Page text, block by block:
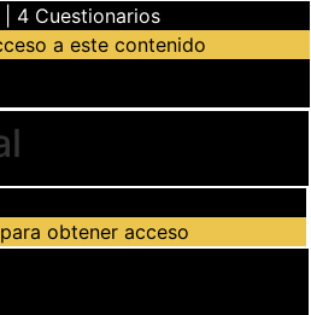
4 Cuestionarios
a este contenido
obtener acceso